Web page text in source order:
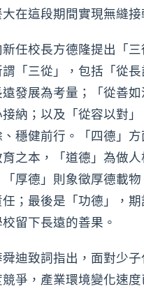
在這段期間實現無縫接
任校長方德隆提出「三
「三從」，包括「從長
發展為考量；「從善如
納；以及「從容以對」
穩健前行。「四德」方
之本，「道德」為做人
厚德」則象徵厚德載物
；最後是「功德」，期
留下長遠的善果。
迪致詞指出，面對少子
爭，產業環境變化速度